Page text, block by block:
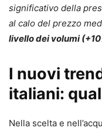
significativo della
al calo del prezzo
livello dei volumi
I nuovi
italiani:
Nella scelta e